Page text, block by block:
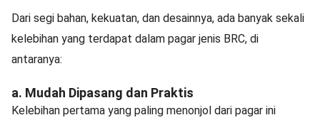
Dari segi bahan, kekuatan, dan desainnya, ada banyak sekali
kelebihan yang terdapat dalam pagar jenis BRC, di
antaranya:
a. Mudah Dipasang dan Praktis
Kelebihan pertama yang paling menonjol dari pagar ini